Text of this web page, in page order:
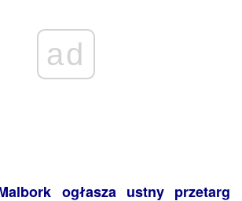
ad
ogłasza ustny przetarg